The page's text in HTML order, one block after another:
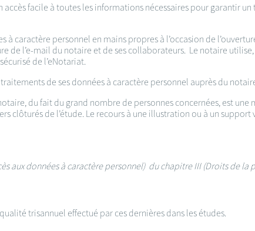
facile à toutes les informations nécessaires pour garantir
caractère personnel en mains propres à l’occasion de
l’e-mail du notaire et de ses collaborateurs. Le notaire
de l’eNotariat.
de ses données à caractère personnel auprès du
du fait du grand nombre de personnes concernées, est une
clôturés de l’étude. Le recours à une illustration ou à un
données à caractère personnel) du chapitre III (Droits de la
trisannuel effectué par ces dernières dans les études.